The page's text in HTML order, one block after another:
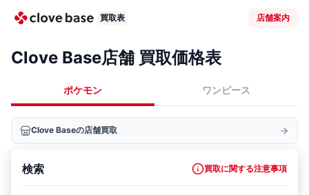
買取表 店舗案内
Clove Base店舗 買取価格表
ポケモン ワンピース
Clove Baseの店舗買取
検索 買取に関する注意事項